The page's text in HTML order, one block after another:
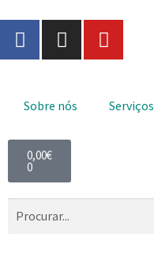
Sobre nós Serviços
0,00€
0